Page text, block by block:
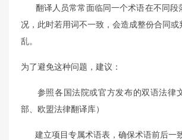
翻译人员常常面临同一个术语在不同段
况，此时若用词不一致，会造成整份合同或
乱。
为了避免这种问题，建议：
参照各国法院或官方发布的双语法律
部、欧盟法律翻译库）
建立项目专属术语表，确保术语前后一